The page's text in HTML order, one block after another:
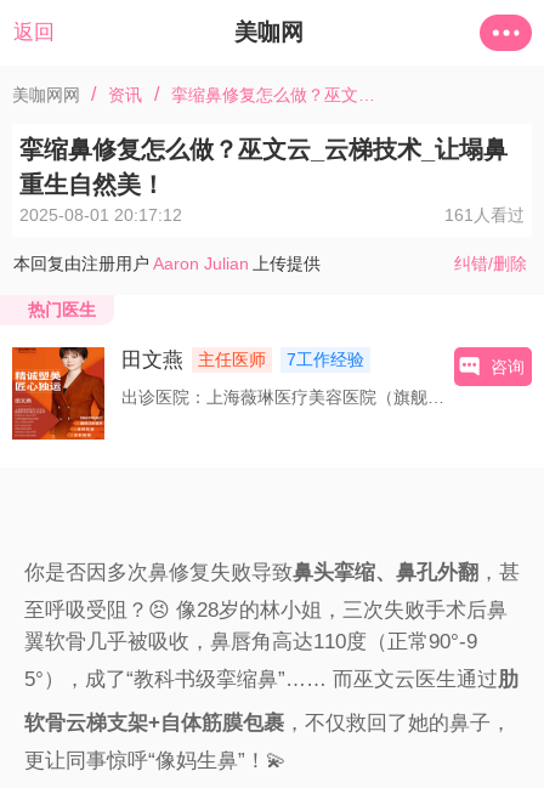
返回 美咖网
美咖网网 / 资讯 /
挛缩鼻修复怎么做？巫文云_云梯技术_让塌鼻
重生自然美！
2025-08-01 20:17:12 161人看过
本回复由注册用户 Aaron Julian 上传提供 纠错/删除
热门医生
田文燕 主任医师
7工作经验
咨询
你是否因多次鼻修复失败导致​​鼻头挛缩、鼻孔外翻​ ​，甚
至呼吸受阻？😣 像28岁的林小姐，三次失败手术后鼻
翼软骨几乎被吸收，鼻唇角高达110度（正常90°-9
5°），成了“教科书级挛缩鼻”…… 而巫文云医生通过​​肋
软骨云梯支架+自体筋膜包裹​​，不仅救回了她的鼻子，
更让同事惊呼“像妈生鼻”！💫